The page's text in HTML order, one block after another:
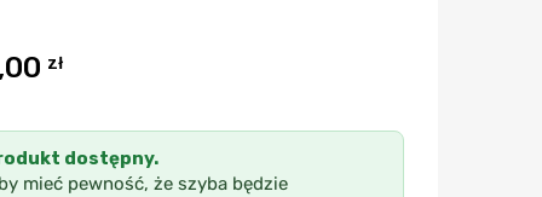
zł
dostępny.
mieć pewność, że szyba będzie